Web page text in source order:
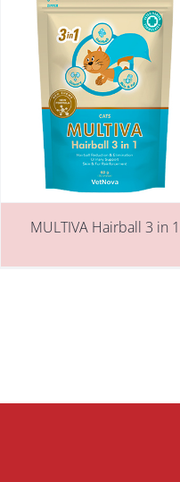
MULTIVA Hairball 3 in 1